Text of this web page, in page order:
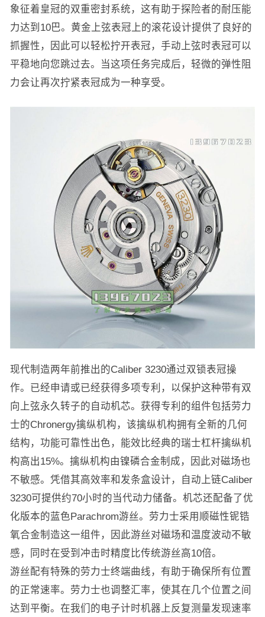
象征着皇冠的双重密封系统，这有助于探险者的耐压能
力达到10巴。黄金上弦表冠上的滚花设计提供了良好的
抓握性，因此可以轻松拧开表冠，手动上弦时表冠可以
平稳地向您跳过去。当这项任务完成后，轻微的弹性阻
力会让再次拧紧表冠成为一种享受。
现代制造两年前推出的Caliber 3230通过双锁表冠操
作。已经申请或已经获得多项专利，以保护这种带有双
向上弦永久转子的自动机芯。获得专利的组件包括劳力
士的Chronergy擒纵机构，该擒纵机构拥有全新的几何
结构，功能可靠性出色，能效比经典的瑞士杠杆擒纵机
构高出15%。擒纵机构由镍磷合金制成，因此对磁场也
不敏感。凭借其高效率和发条盒设计，自动上链Caliber
3230可提供约70小时的当代动力储备。机芯还配备了优
化版本的蓝色Parachrom游丝。劳力士采用顺磁性铌锆
氧合金制造这一组件，因此游丝对磁场和温度波动不敏
感，同时在受到冲击时精度比传统游丝高10倍。
游丝配有特殊的劳力士终端曲线，有助于确保所有位置
的正常速率。劳力士也调整汇率，使其在几个位置之间
达到平衡。在我们的电子计时机器上反复测量发现速率